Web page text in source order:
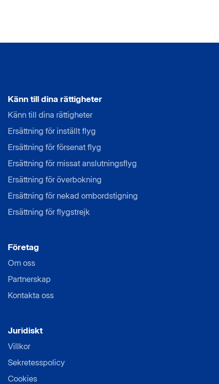
Känn till dina rättigheter
Känn till dina rättigheter
Ersättning för inställt flyg
Ersättning för försenat flyg
Ersättning för missat anslutningsflyg
Ersättning för överbokning
Ersättning för nekad ombordstigning
Ersättning för flygstrejk
Företag
Om oss
Partnerskap
Kontakta oss
Juridiskt
Villkor
Sekretesspolicy
Cookies